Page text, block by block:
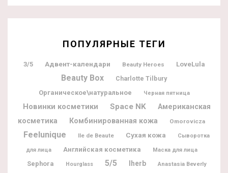
ПОПУЛЯРНЫЕ ТЕГИ
3/5 Адвент-календари Beauty Heroes LoveLula
Beauty Box
Charlotte Tilbury
Органическое\натуральное
Черная пятница
Новинки косметики Space NK
Американская
косметика
Комбинированная кожа Omorovicza
Feelunique Ile de Beaute Сухая кожа Сыворотка
для лица Английская косметика Маска для лица
Sephora Hourglass 5/5 Iherb Anastasia Beverly